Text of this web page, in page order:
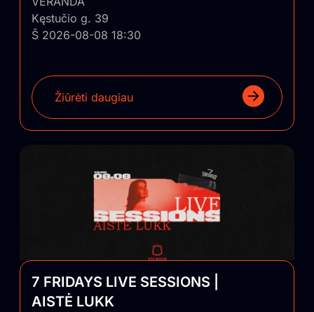
Kęstučio g. 39
Š 2026-08-08 18:30
Žiūrėti daugiau
7 FRIDAYS LIVE SESSIONS |
AISTĖ LUKK